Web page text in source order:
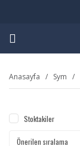
Anasayfa Sym
Stoktakiler